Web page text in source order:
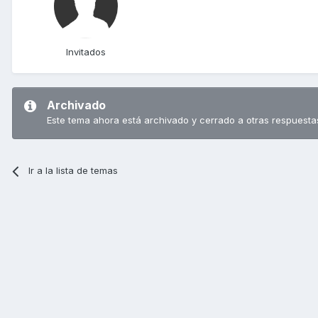
Invitados
Archivado
Este tema ahora está archivado y cerrado a otras
Ir a la lista de temas